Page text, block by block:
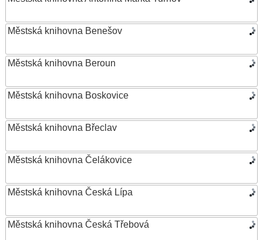
Městská knihovna Benešov
Městská knihovna Beroun
Městská knihovna Boskovice
Městská knihovna Břeclav
Městská knihovna Čelákovice
Městská knihovna Česká Lípa
Městská knihovna Česká Třebová